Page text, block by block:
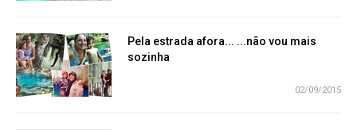
Pela estrada afora... ...não vou mais
sozinha
02/09/2015